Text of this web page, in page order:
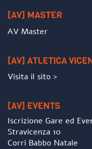
[AV] MASTER
AV Master
[AV] ATLETICA
Visita il sito >
[AV] EVENTS
Iscrizione Gare ed
Stravicenza 10
Corri Babbo Natale